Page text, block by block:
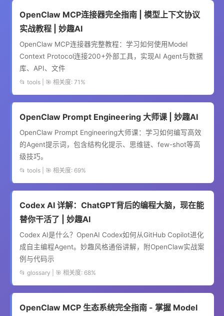
OpenClaw MCP连接器完全指南 | 模型上下文协议
实战教程 | 妙趣AI
OpenClaw MCP连接器完整教程：学习如何使用Model
Context Protocol连接200+外部工具，实现AI Agent与数据
库、API、文件
📂 tools | 🎯 相关度: 71%
OpenClaw Prompt Engineering 大师课 | 妙趣AI
OpenClaw Prompt Engineering大师课：学习如何编写高效
的Agent提示词，包含结构化提示、思维链、few-shot等高
级技巧。
📂 tools | 🎯 相关度: 69%
Codex AI 详解：ChatGPT背后的编程大脑，现在能
替你干活了 | 妙趣AI
Codex AI是什么？OpenAI Codex如何从GitHub Copilot进化
成自主编程Agent。妙趣风格通俗讲解，附OpenClaw实战案
例与代码示
📂 glossary | 🎯 相关度: 68%
OpenClaw MCP 生态系统完全指南 - 掌握 Model